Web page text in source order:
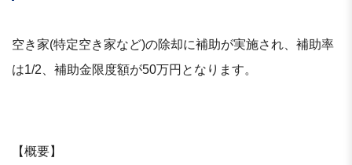
空き家(特定空き家など)の除却に補助が実施され、補助率
は1/2、補助金限度額が50万円となります。
【概要】